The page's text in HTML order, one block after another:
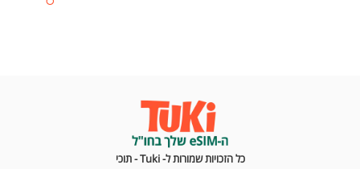
כל הזכויות שמורות ל- Tuki - תוכי